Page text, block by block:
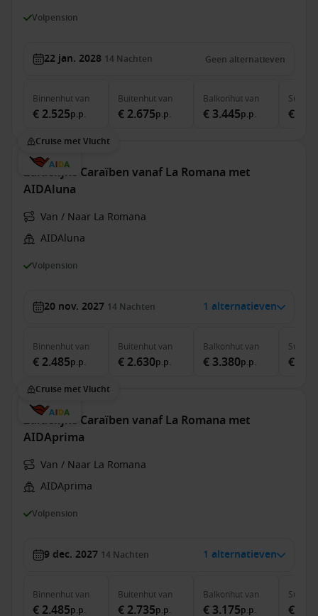
Volpension
22 jan. 2028 14 Nachten Geen alternatieven
Binnenhutvan
€ 2.525p.p.
Buitenhutvan
€ 2.675p.p.
Balkonhutvan
€ 3.445p.p.
Suite
€
Cruise met Vlucht
Zuidelijke Caraïben vanaf La Romana met
AIDAluna
Van / Naar La Romana
AIDAluna
Volpension
20 nov. 2027 14 Nachten 1 alternatieven
Binnenhutvan
€ 2.485p.p.
Buitenhutvan
€ 2.630p.p.
Balkonhutvan
€ 3.380p.p.
Suite
€
Cruise met Vlucht
Zuidelijke Caraïben vanaf La Romana met
AIDAprima
Van / Naar La Romana
AIDAprima
Volpension
9 dec. 2027 14 Nachten 1 alternatieven
Binnenhutvan
€ 2.485p.p.
Buitenhutvan
€ 2.735p.p.
Balkonhutvan
€ 3.175p.p.
Suite
€